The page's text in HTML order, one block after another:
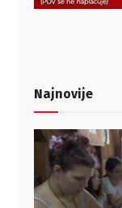
Najnovije